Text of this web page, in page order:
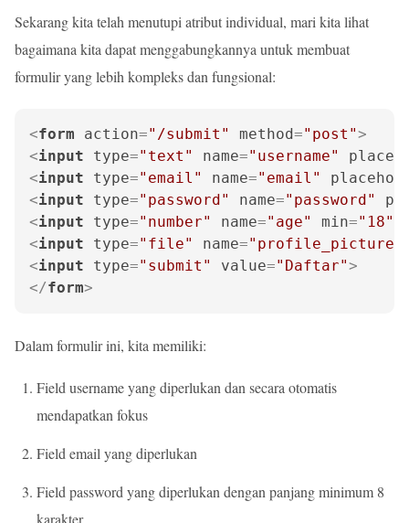
Sekarang kita telah menutupi atribut individual, mari kita lihat
bagaimana kita dapat menggabungkannya untuk membuat
formulir yang lebih kompleks dan fungsional:
<form action="/submit" method="post">
<input type="text" name="username"
<input type="email" name="email"
<input type="password" name="password"
<input type="number" name="age" min="18"
<input type="file" name="profile_picture"
<input type="submit" value="Daftar">
</form>
Dalam formulir ini, kita memiliki:
Field username yang diperlukan dan secara otomatis
mendapatkan fokus
Field email yang diperlukan
Field password yang diperlukan dengan panjang minimum 8
karakter